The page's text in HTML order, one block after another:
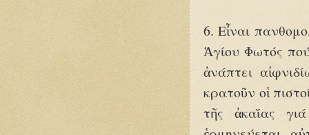
6. Εἶναι
Ἁγίου Φωτός
ἀνάπτει
κρατοῦν οἱ
τῆς ἀκαΐας